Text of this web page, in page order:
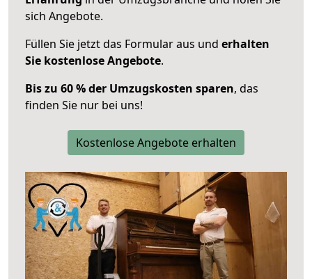
sich Angebote.
Füllen Sie jetzt das Formular aus und erhalten
Sie kostenlose Angebote.
Bis zu 60 % der Umzugskosten sparen, das
finden Sie nur bei uns!
Kostenlose Angebote erhalten